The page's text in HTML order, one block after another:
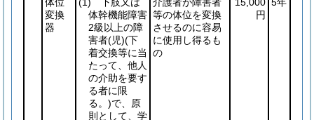
変換
器
体幹機能障害
2級以上の障
害者(児)(下
着交換等に当
たって、他人
の介助を要す
る者に限
る。)で、原
則として、学
等の体位を変換
させるのに容易
に使用し得るも
の
円